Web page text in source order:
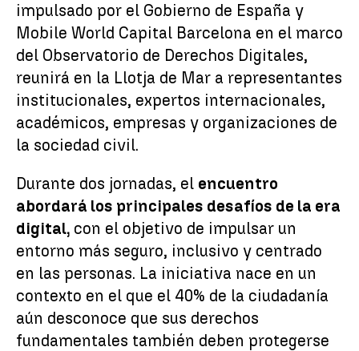
impulsado por el Gobierno de España y
Mobile World Capital Barcelona en el marco
del Observatorio de Derechos Digitales,
reunirá en la Llotja de Mar a representantes
institucionales, expertos internacionales,
académicos, empresas y organizaciones de
la sociedad civil.
Durante dos jornadas, el encuentro
abordará los principales desafíos de la era
digital, con el objetivo de impulsar un
entorno más seguro, inclusivo y centrado
en las personas. La iniciativa nace en un
contexto en el que el 40% de la ciudadanía
aún desconoce que sus derechos
fundamentales también deben protegerse